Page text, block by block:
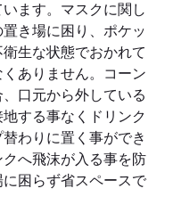
ます。マスクに関し
き場に困り、ポケッ
衛生な状態でおかれて
ありません。コーン
口元から外している
する事なくドリンク
わりに置く事ができ
へ飛沫が入る事を防
困らず省スペースで